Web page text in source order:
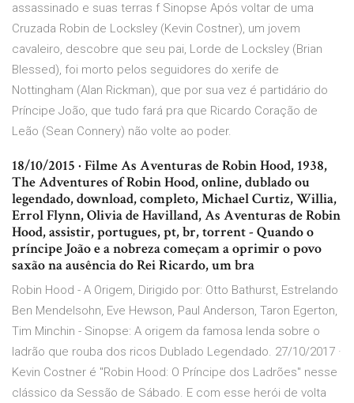
assassinado e suas terras f Sinopse Após voltar de uma
Cruzada Robin de Locksley (Kevin Costner), um jovem
cavaleiro, descobre que seu pai, Lorde de Locksley (Brian
Blessed), foi morto pelos seguidores do xerife de
Nottingham (Alan Rickman), que por sua vez é partidário do
Príncipe João, que tudo fará pra que Ricardo Coração de
Leão (Sean Connery) não volte ao poder.
18/10/2015 · Filme As Aventuras de Robin Hood, 1938,
The Adventures of Robin Hood, online, dublado ou
legendado, download, completo, Michael Curtiz, Willia,
Errol Flynn, Olivia de Havilland, As Aventuras de Robin
Hood, assistir, portugues, pt, br, torrent - Quando o
príncipe João e a nobreza começam a oprimir o povo
saxão na ausência do Rei Ricardo, um bra
Robin Hood - A Origem, Dirigido por: Otto Bathurst, Estrelando
Ben Mendelsohn, Eve Hewson, Paul Anderson, Taron Egerton,
Tim Minchin - Sinopse: A origem da famosa lenda sobre o
ladrão que rouba dos ricos Dublado Legendado. 27/10/2017 ·
Kevin Costner é "Robin Hood: O Príncipe dos Ladrões" nesse
clássico da Sessão de Sábado. E com esse herói de volta